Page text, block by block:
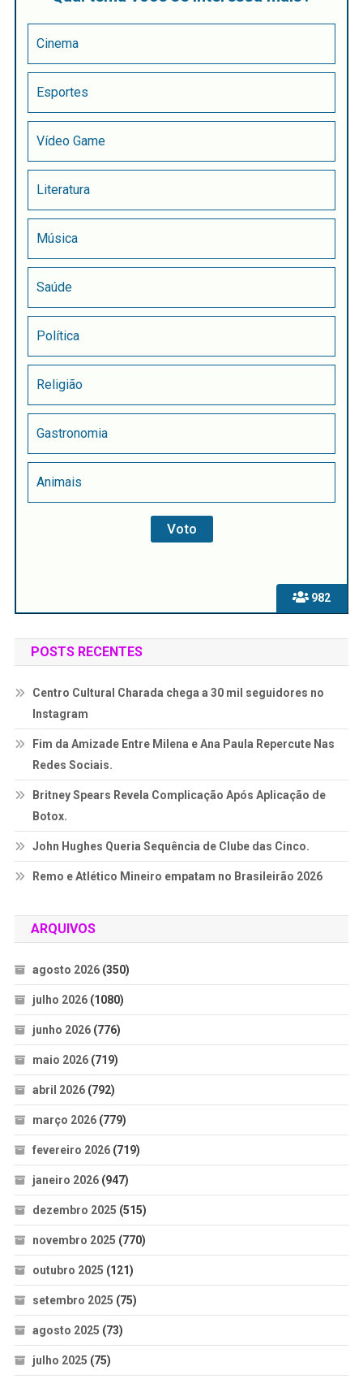
982
Cinema
Esportes
Vídeo Game
Literatura
Música
Saúde
Política
Religião
Gastronomia
Animais
POSTS RECENTES
Centro Cultural Charada chega a 30 mil seguidores no
Instagram
Fim da Amizade Entre Milena e Ana Paula Repercute Nas
Redes Sociais.
Britney Spears Revela Complicação Após Aplicação de
Botox.
John Hughes Queria Sequência de Clube das Cinco.
Remo e Atlético Mineiro empatam no Brasileirão 2026
ARQUIVOS
agosto 2026(350)
julho 2026(1080)
junho 2026(776)
maio 2026(719)
abril 2026(792)
março 2026(779)
fevereiro 2026(719)
janeiro 2026(947)
dezembro 2025 (515)
novembro 2025 (770)
outubro 2025 (121)
setembro 2025 (75)
agosto 2025 (73)
julho 2025 (75)